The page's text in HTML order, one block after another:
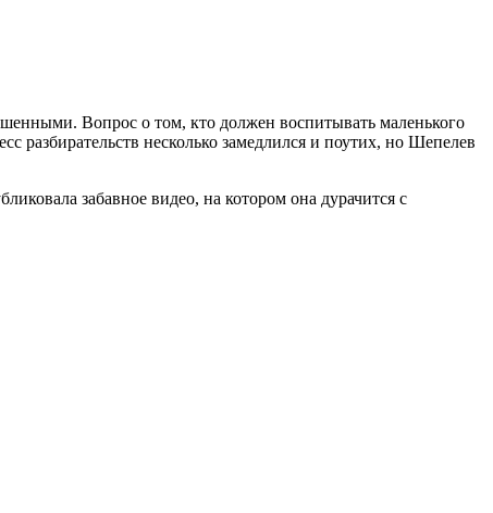
Вопрос о том, кто должен воспитывать маленького
разбирательств несколько замедлился и поутих, но Шепелев
забавное видео, на котором она дурачится с